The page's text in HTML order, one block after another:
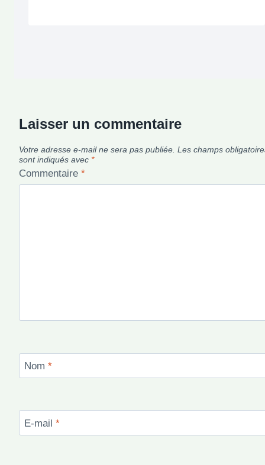
Laisser un commentaire
Votre adresse e-mail ne sera pas publiée. Les champs
sont indiqués avec *
Commentaire *
Nom *
E-mail *